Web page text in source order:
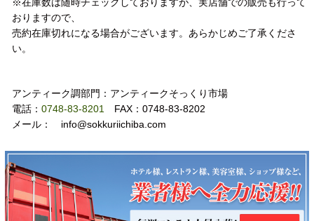
おりますので、
売約在庫切れになる場合がございます。あらかじめご了承くださ
い。
アンティーク調部門：アンティークそっくり市場
電話： 0748-83-8201
FAX：0748-83-8202
メール： info@sokkuriichiba.com